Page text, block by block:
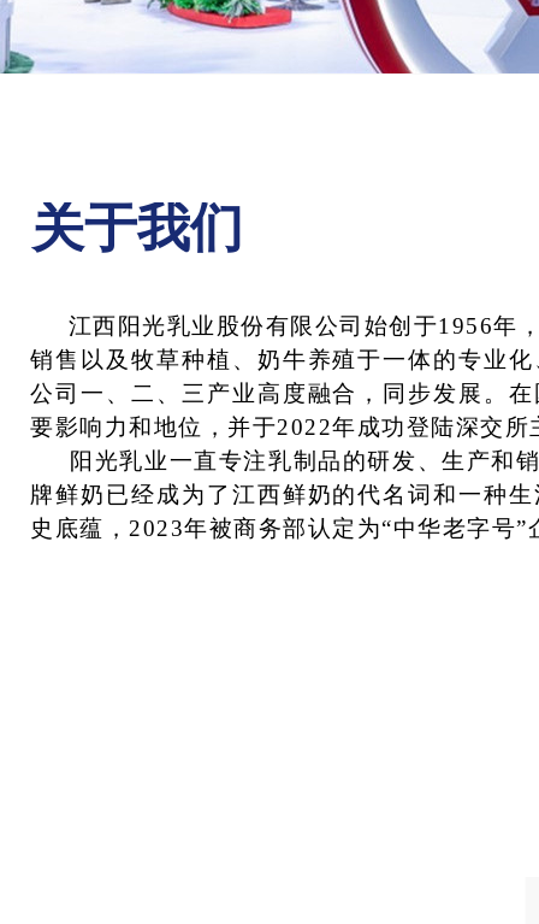
关于我们
江西阳光乳业股份有限公司始创于1956年
销售以及牧草种植、奶牛养殖于一体的专业
公司一、二、三产业高度融合，同步发展。
要影响力和地位，并于2022年成功登陆深交
阳光乳业一直专注乳制品的研发、生产和
牌鲜奶已经成为了江西鲜奶的代名词和一种
史底蕴，2023年被商务部认定为“中华老字号”